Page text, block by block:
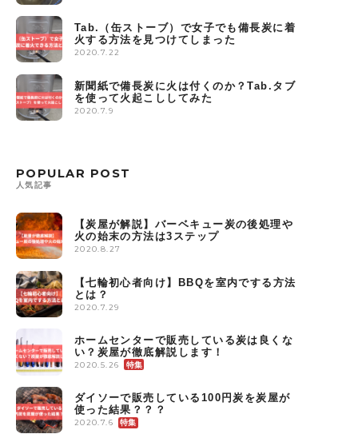
Tab.（缶ストーブ）で女子でも備長炭に着
火する方法を見つけてしまった
2020.7.22
新聞紙で備長炭に火は付くのか？Tab.タブ
を使って火起こししてみた
2020.7.9
POPULAR POST
人気記事
【炭屋が解説】バーベキュー炭の後処理や
火の始末の方法は3ステップ
2020.8.27
【七輪初心者向け】BBQを室内でする方法
とは？
2020.7.29
ホームセンターで販売している炭は良くな
い？炭屋が徹底解説します！
2020.5.26
ダイソーで販売している100円炭を炭屋が
使った結果？？？
2020.7.6